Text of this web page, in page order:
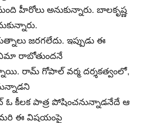
అనుకున్నారు. బాలకృష్ణ
జరగలేదు. ఇప్పుడు ఈ
రాబోతుందనే
రామ్ గోపాల్ వర్మ దర్శకత్వంలో,
కీలక పాత్ర పోషించనున్నాడనేదే ఆ
మరి ఈ విషయంపై